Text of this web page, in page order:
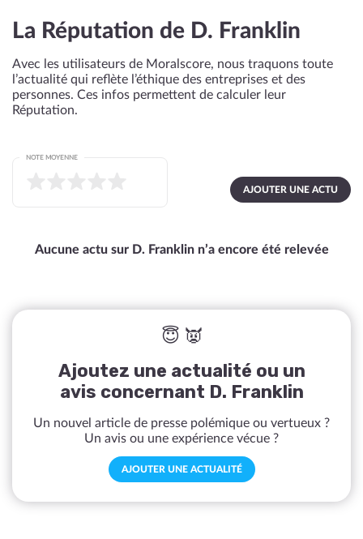
La Réputation de D. Franklin
Avec les utilisateurs de Moralscore, nous traquons toute
l’actualité qui reflète l’éthique des entreprises et des
personnes. Ces infos permettent de calculer leur
Réputation.
AJOUTER UNE ACTU
NOTE MOYENNE
Aucune actu sur D. Franklin n’a encore été relevée
😇 👿
Ajoutez une actualité ou un
avis concernant D. Franklin
Un nouvel article de presse polémique ou vertueux ?
Un avis ou une expérience vécue ?
AJOUTER UNE ACTUALITÉ